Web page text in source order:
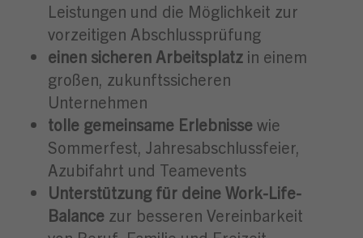
Leistungen und die Möglichkeit zur
vorzeitigen Abschlussprüfung
einen sicheren Arbeitsplatz in einem
großen, zukunftssicheren
Unternehmen
tolle gemeinsame Erlebnisse wie
Sommerfest, Jahresabschlussfeier,
Azubifahrt und Teamevents
Unterstützung für deine Work-Life-
Balance zur besseren Vereinbarkeit